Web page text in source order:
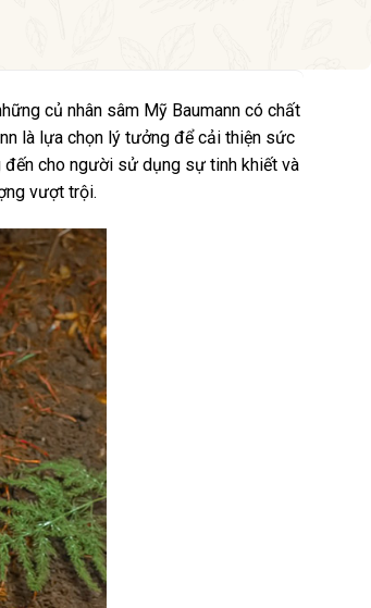
củ nhân sâm Mỹ Baumann có chất
là lựa chọn lý tưởng để cải thiện sức
đến cho người sử dụng sự tinh khiết và
vượt trội.